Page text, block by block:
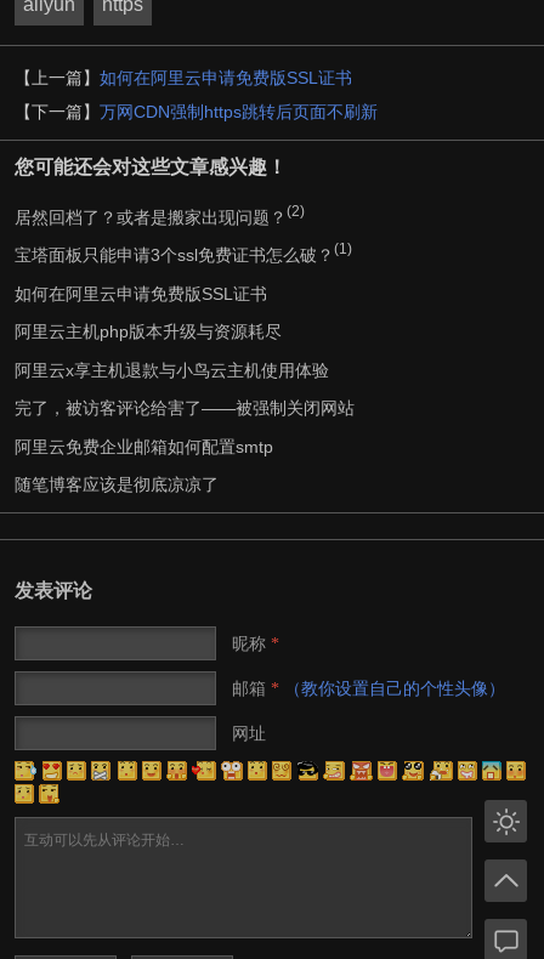
aliyun https
【上一篇】 如何在阿里云申请免费版SSL证书
【下一篇】 万网CDN强制https跳转后页面不刷新
您可能还会对这些文章感兴趣！
居然回档了？或者是搬家出现问题？ (2)
宝塔面板只能申请3个ssl免费证书怎么破？ (1)
如何在阿里云申请免费版SSL证书
阿里云主机php版本升级与资源耗尽
阿里云x享主机退款与小鸟云主机使用体验
完了，被访客评论给害了——被强制关闭网站
阿里云免费企业邮箱如何配置smtp
随笔博客应该是彻底凉凉了
发表评论
昵称*
邮箱 * （教你设置自己的个性头像）
网址